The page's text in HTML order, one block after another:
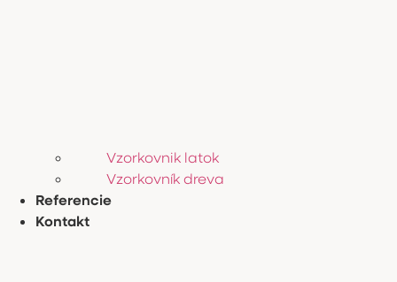
Vzorkovnik latok
Vzorkovník dreva
Referencie
Kontakt